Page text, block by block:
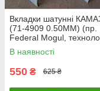
Вкладки шатунні
(71-4909 0.50MM) (пр.
Federal Mogul,
Glyco) 7405.1000104 Р1
В наявності
550 ₴ 625 ₴